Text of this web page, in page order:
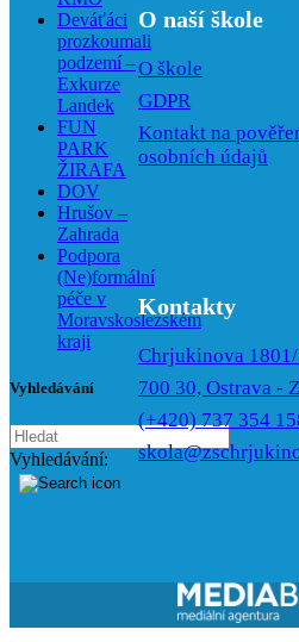
Deváťáci
prozkoumali
podzemí –
Exkurze
Landek
FUN
PARK
ŽIRAFA
DOV
Hrušov –
Zahrada
Podpora
(Ne)formální
péče v
Moravskoslezském
kraji
Vyhledávání
Vyhledávání:
O naší škole
O škole
GDPR
Kontakt na
osobních údajů
Kontakty
Chrjukinova
700 30, Ostrava -
(+420) 737 354